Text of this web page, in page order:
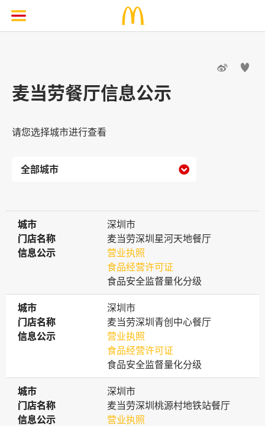
 
麦当劳餐厅信息公示
请您选择城市进行查看

城市
城市
深圳市
门店名称
门店名称
麦当劳深圳星河天地餐厅
信息公示
信息公示
营业执照
食品经营许可证
食品安全监督量化分级
城市
城市
深圳市
门店名称
门店名称
麦当劳深圳青创中心餐厅
信息公示
信息公示
营业执照
食品经营许可证
食品安全监督量化分级
城市
城市
深圳市
门店名称
门店名称
麦当劳深圳桃源村地铁站餐厅
信息公示
信息公示
营业执照